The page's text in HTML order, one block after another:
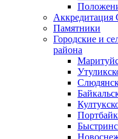
Памятники
Городские и
района